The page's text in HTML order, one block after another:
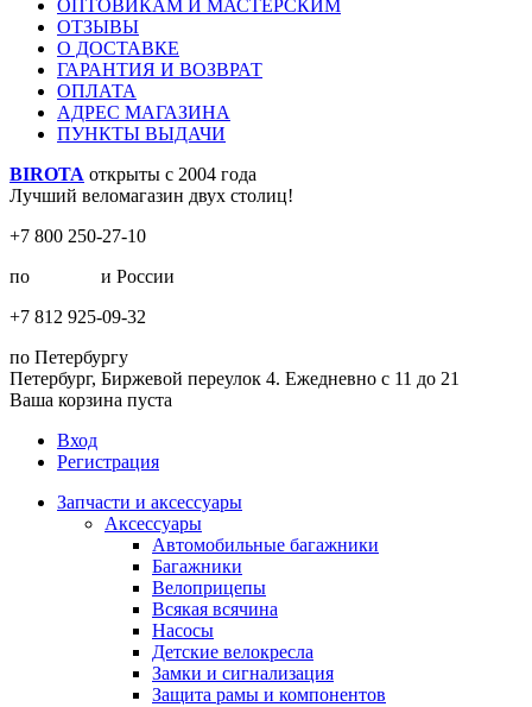
ОПТОВИКАМ И МАСТЕРСКИМ
ОТЗЫВЫ
О ДОСТАВКЕ
ГАРАНТИЯ И ВОЗВРАТ
ОПЛАТА
АДРЕС МАГАЗИНА
ПУНКТЫ ВЫДАЧИ
BIROTA открыты с 2004 года
Лучший веломагазин двух столиц!
+7 800 250-27-10
по
и России
+7 812 925-09-32
по Петербургу
Петербург, Биржевой переулок 4. Ежедневно с 11 до 21
Ваша корзина пуста
Вход
Регистрация
Запчасти и аксессуары
Аксессуары
Автомобильные багажники
Багажники
Велоприцепы
Всякая всячина
Насосы
Детские велокресла
Замки и сигнализация
Защита рамы и компонентов